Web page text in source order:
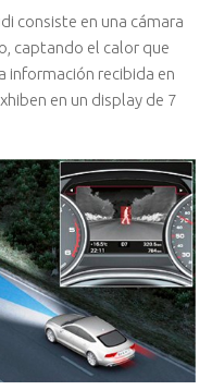
consiste en una cámara
captando el calor que
información recibida en
en un display de 7